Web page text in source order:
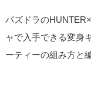
パズドラの
ャで入手できる変身
ーティーの組み方と